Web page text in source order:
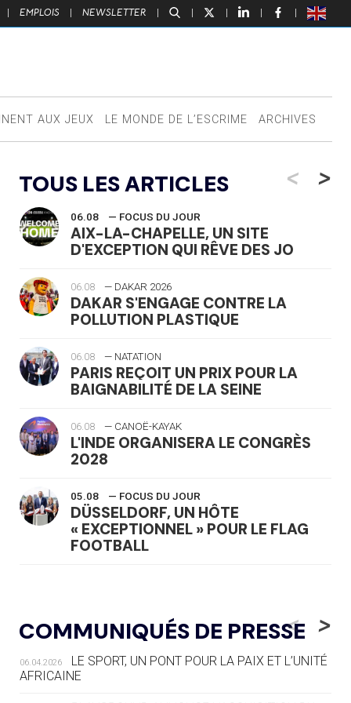
| EMPLOIS | NEWSLETTER | | | | |
AUX JEUX LE MONDE DE L’ESCRIME ARCHIVES
TOUS LES ARTICLES <
06.08 — FOCUS DU JOUR
AIX-LA-CHAPELLE, UN SITE
D'EXCEPTION QUI RÊVE DES JO
06.08 — DAKAR 2026
DAKAR S'ENGAGE CONTRE LA
POLLUTION PLASTIQUE
06.08 — NATATION
PARIS REÇOIT UN PRIX POUR LA
BAIGNABILITÉ DE LA SEINE
06.08 — CANOË-KAYAK
L'INDE ORGANISERA LE CONGRÈS
2028
05.08 — FOCUS DU JOUR
DÜSSELDORF, UN HÔTE
« EXCEPTIONNEL » POUR LE FLAG
FOOTBALL
LE RÊVE DE VOIR LA LUGE ALPINE
AUX JO « N'EST PAS FINI »
05.08 — TIR À L'ARC
DES MONDIAUX À BRISBANE SUR LA
>
COMMUNIQUÉS DE PRESSE
<
06.04.2026
LE SPORT, UN PONT POUR LA PAIX ET L’UNITÉ
AFRICAINE
>